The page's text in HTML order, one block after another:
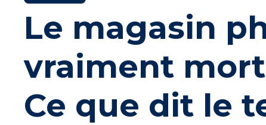
Le magasin
vraiment
Ce que dit le